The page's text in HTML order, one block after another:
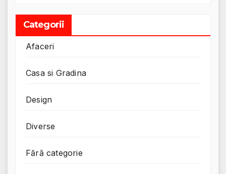
Categorii
Afaceri
Casa si Gradina
Design
Diverse
Fără categorie